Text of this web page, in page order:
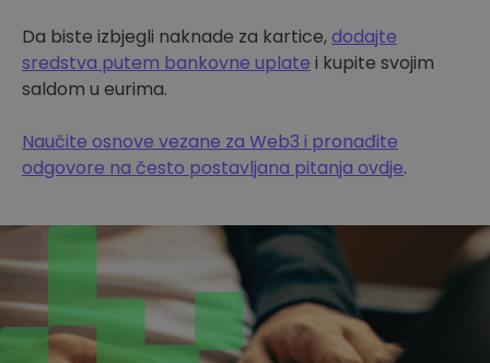
Da biste izbjegli naknade za kartice,dodajte
sredstva putem bankovne uplate i kupite svojim
saldom u eurima.
Naučite osnove vezane za Web3 i pronađite
odgovore na često postavljana pitanja ovdje.